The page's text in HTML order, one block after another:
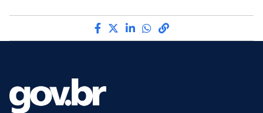
Compartilhe por Facebook
Compartilhe por Twitter
Compartilhe por
Compartilhe por
link para Copiar